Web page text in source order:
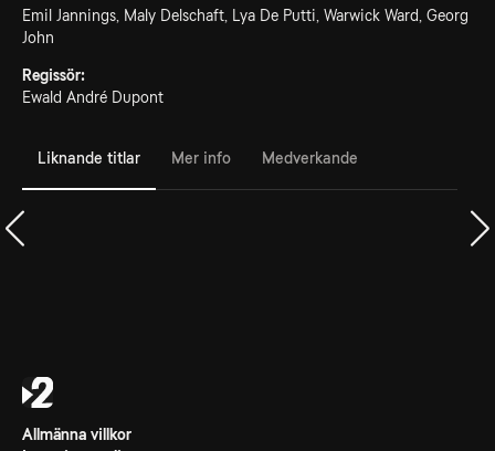
Emil Jannings, Maly Delschaft, Lya De Putti, Warwick Ward, Georg
John
Regissör:
Ewald André Dupont
Liknande titlar Mer info Medverkande
Allmänna villkor